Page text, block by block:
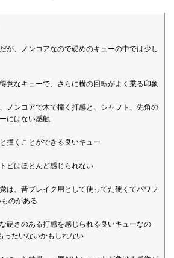
が、ノンコアなので硬めのキューの中では少し
意なキューで、さらに横の回転がよく乗る印象
ノンコアで木で撞く打感と、シャフト、先角の
にはない感触
撞くことができる良いキュー
ビはほとんど感じられない
は、昔ブレイク用として使ってた硬くてパワフ
のがある
硬さのある打感を感じられる良いキューなの
ったいないかもしれない